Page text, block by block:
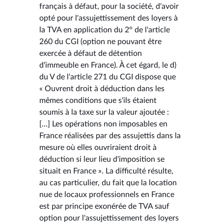
français à défaut, pour la société, d'avoir
opté pour l'assujettissement des loyers à
la TVA en application du 2° de l'article
260 du CGI (option ne pouvant être
exercée à défaut de détention
d'immeuble en France). À cet égard, le d)
du V de l'article 271 du CGI dispose que
« Ouvrent droit à déduction dans les
mêmes conditions que s'ils étaient
soumis à la taxe sur la valeur ajoutée :
[...] Les opérations non imposables en
France réalisées par des assujettis dans la
mesure où elles ouvriraient droit à
déduction si leur lieu d'imposition se
situait en France ». La difficulté résulte,
au cas particulier, du fait que la location
nue de locaux professionnels en France
est par principe exonérée de TVA sauf
option pour l'assujettissement des loyers